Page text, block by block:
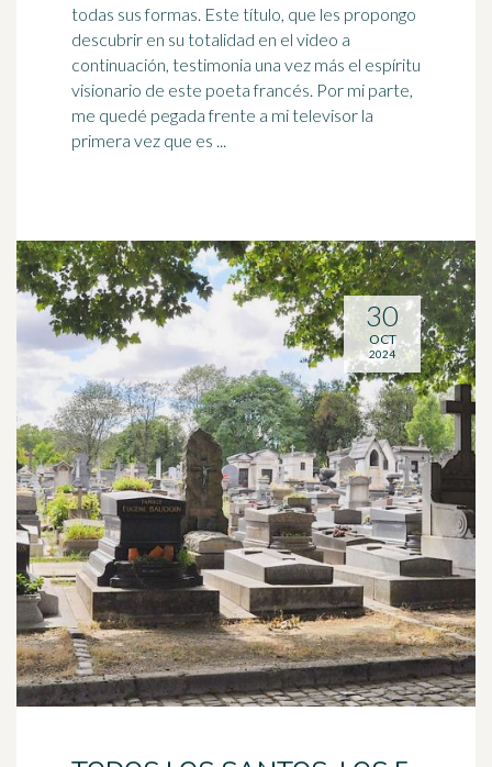
todas sus formas. Este título, que les propongo
descubrir en su totalidad en el video a
continuación, testimonia una vez más el espíritu
visionario de este poetafrancés. Por mi parte,
me quedé pegada frente a mi televisor la
primera vez que es ...
30
OCT
2024